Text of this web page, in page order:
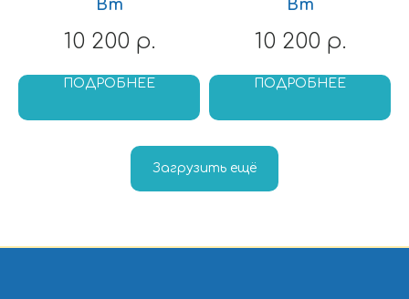
Вт
10 200 р.
ПОДРОБНЕЕ
Вт
10 200 р.
ПОДРОБНЕЕ
Загрузить ещё